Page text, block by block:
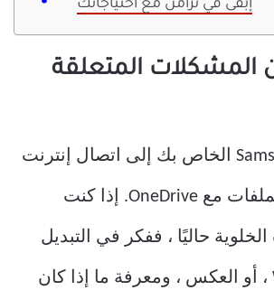
إبقى في تزامن مع احتياجاتك
المشكلات المتعلقة
يحتاج هاتف Samsung الخاص بك إلى اتصال إنترنت
نشط لمزامنة الملفات مع OneDrive. إذا كنت
حاليًا ، ففكر في التبديل
إلى اتصال Wi-Fi ، أو العكس ، ومعرفة ما إذا كان